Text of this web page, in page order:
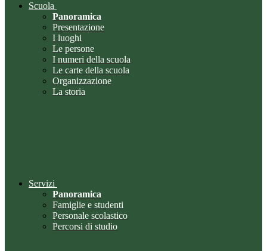
Scuola
Panoramica
Presentazione
I luoghi
Le persone
I numeri della scuola
Le carte della scuola
Organizzazione
La storia
Servizi
Panoramica
Famiglie e studenti
Personale scolastico
Percorsi di studio